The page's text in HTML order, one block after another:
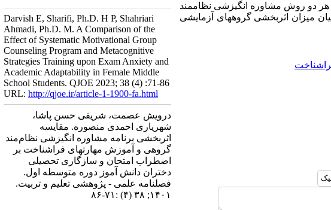
0/01 معنادار است. به این معنا که هر دو روش مشاوره انگیزشی نظام­مند
میزان اثربخشی گروههای آزمایشی
Darvish E, Sharifi, Ph.D. H P, Shahriari
Ahmadi, Ph.D. M. A Comparison of the
Effect of Systematic Motivational Group
Counseling Program and Metacognitive
Strategies Training upon Exam Anxiety and
Academic Adaptability in Female Middle
School Students. QJOE 2023; 38 (4) :71-86
URL: http://qjoe.ir/article-1-1900-fa.html
درویش عصمت، شریفی حسن پاشا،
شهریاری احمدی منصوره. مقایسه
اثربخشی برنامه مشاوره انگیزشی نظام‌مند
گروهی و آموزش مهارتهای فراشناخت بر
اضطراب امتحان و سازگاری تحصیلی
دختران دانش آموز دوره متوسطه اول.
فصلنامه علمی - پژوهشی تعلیم و تربیت.
۱۴۰۱; ۳۸ (۴) :۷۱-۸۶